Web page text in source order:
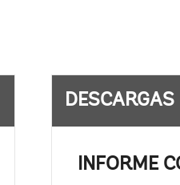
DESCARGAS
INFORME